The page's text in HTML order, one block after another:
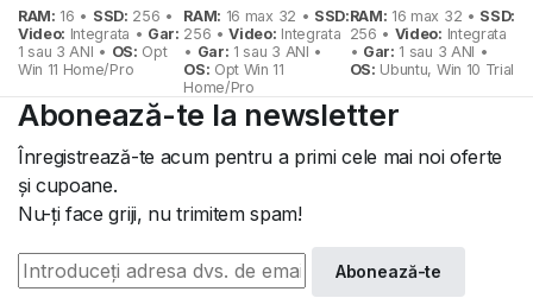
1.750 lei.
RAM: 16 • SSD: 256 •
Video: Integrata • Gar:
1 sau 3 ANI • OS: Opt
Win 11 Home/Pro
1.884 lei.
RAM: 16 max 32 • SSD:
256 •Video: Integrata
• Gar: 1 sau 3 ANI •
OS: Opt Win 11
Home/Pro
1.120 lei.
RAM: 16 max 32 • SSD:
256 • Video: Integrata
• Gar: 1 sau 3 ANI •
OS: Ubuntu, Win 10 Trial
Abonează-te la newsletter
Înregistrează-te acum pentru a primi cele mai noi oferte
și cupoane.
Nu-ți face griji, nu trimitem spam!
Abonează-te